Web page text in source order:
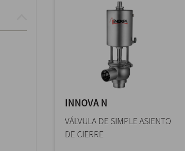
INNOVA N
VÁLVULA DE SIMPLE ASIENTO
DE CIERRE